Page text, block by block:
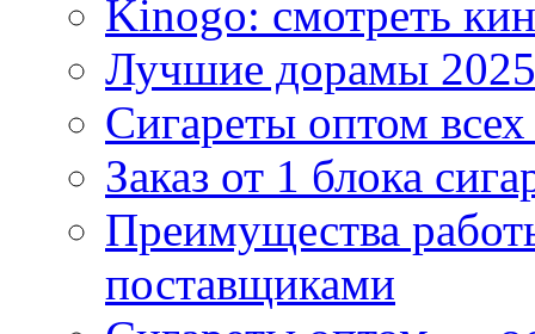
Kinogo: смотреть
Лучшие дорамы
Сигареты оптом
Заказ от 1 блока
Преимущества
поставщиками